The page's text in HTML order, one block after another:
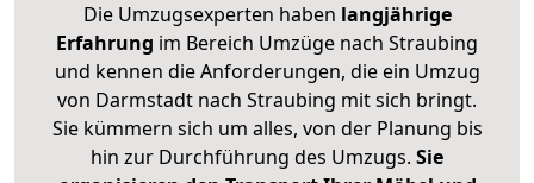
Die Umzugsexperten haben langjährige
Erfahrung im Bereich Umzüge nach Straubing
und kennen die Anforderungen, die ein Umzug
von Darmstadt nach Straubing mit sich bringt.
Sie kümmern sich um alles, von der Planung bis
hin zur Durchführung des Umzugs. Sie